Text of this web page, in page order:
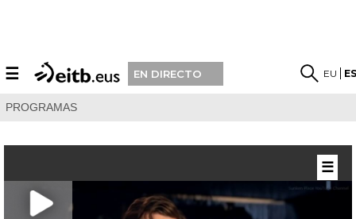
☰ EN DIRECTO EU
PROGRAMAS
☰